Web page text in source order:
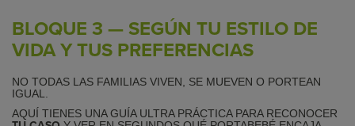
BLOQUE 3 — SEGÚN TU ESTILO DE
VIDA Y TUS PREFERENCIAS
NO TODAS LAS FAMILIAS VIVEN, SE MUEVEN O PORTEAN
IGUAL.
AQUÍ TIENES UNA GUÍA ULTRA PRÁCTICA PARA RECONOCER